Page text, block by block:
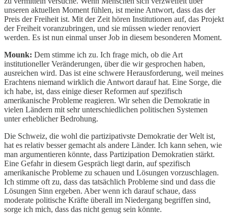
unseren aktuellen Moment fühlen, ist meine Antwort, dass das der
Preis der Freiheit ist. Mit der Zeit hören Institutionen auf, das Projekt
der Freiheit voranzubringen, und sie müssen wieder renoviert
werden. Es ist nun einmal unser Job in diesem besonderen Moment.
Mounk: Dem stimme ich zu. Ich frage mich, ob die Art
institutioneller Veränderungen, über die wir gesprochen haben,
ausreichen wird. Das ist eine schwere Herausforderung, weil meines
Erachtens niemand wirklich die Antwort darauf hat. Eine Sorge, die
ich habe, ist, dass einige dieser Reformen auf spezifisch
amerikanische Probleme reagieren. Wir sehen die Demokratie in
vielen Ländern mit sehr unterschiedlichen politischen Systemen
unter erheblicher Bedrohung.
Die Schweiz, die wohl die partizipativste Demokratie der Welt ist,
hat es relativ besser gemacht als andere Länder. Ich kann sehen, wie
man argumentieren könnte, dass Partizipation Demokratien stärkt.
Eine Gefahr in diesem Gespräch liegt darin, auf spezifisch
amerikanische Probleme zu schauen und Lösungen vorzuschlagen.
Ich stimme oft zu, dass das tatsächlich Probleme sind und dass die
Lösungen Sinn ergeben. Aber wenn ich darauf schaue, dass
moderate politische Kräfte überall im Niedergang begriffen sind,
sorge ich mich, dass das nicht genug sein könnte.